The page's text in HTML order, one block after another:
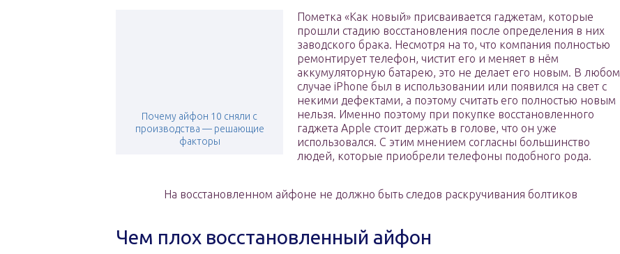
Почему айфон 10 сняли с
производства — решающие
факторы
Пометка «Как новый» присваивается гаджетам, которые
прошли стадию восстановления после определения в них
заводского брака. Несмотря на то, что компания полностью
ремонтирует телефон, чистит его и меняет в нём
аккумуляторную батарею, это не делает его новым. В любом
случае iPhone был в использовании или появился на свет с
некими дефектами, а поэтому считать его полностью новым
нельзя. Именно поэтому при покупке восстановленного
гаджета Apple стоит держать в голове, что он уже
использовался. С этим мнением согласны большинство
людей, которые приобрели телефоны подобного рода.
На восстановленном айфоне не должно быть следов раскручивания болтиков
Чем плох восстановленный айфон